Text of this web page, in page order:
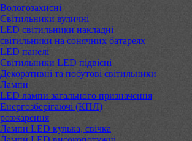
Вологозахисні
Світильники вуличні
LED світильники накладні
світильники на сонячних батареях
LED панелі
Світильники LED підвісні
Декоративні та побутові світильники
Лампи
LED лампи загального призначення
Енергозберігаючі (КПЛ)
розжарення
Лампи LED кулька, свічка